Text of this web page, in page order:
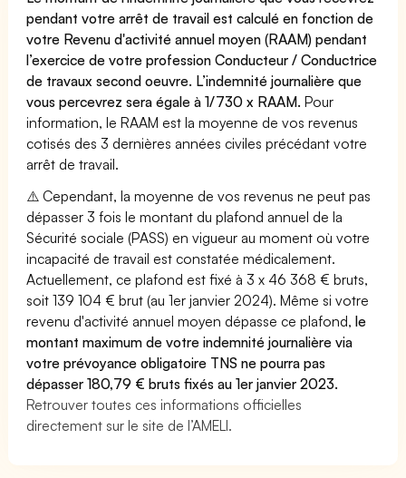
pendant votre arrêt de travail est calculé en fonction de
votre Revenu d'activité annuel moyen (RAAM) pendant
l’exercice de votre profession Conducteur / Conductrice
de travaux second oeuvre. L’indemnité journalière que
vous percevrez sera égale à 1/730 x RAAM. Pour
information, le RAAM est la moyenne de vos revenus
cotisés des 3 dernières années civiles précédant votre
arrêt de travail.
⚠️ Cependant, la moyenne de vos revenus ne peut pas
dépasser 3 fois le montant du plafond annuel de la
Sécurité sociale (PASS) en vigueur au moment où votre
incapacité de travail est constatée médicalement.
Actuellement, ce plafond est fixé à 3 x 46 368 € bruts,
soit 139 104 € brut (au 1er janvier 2024). Même si votre
revenu d'activité annuel moyen dépasse ce plafond,le
montant maximum de votre indemnité journalière via
votre prévoyance obligatoire TNS ne pourra pas
dépasser 180,79 € bruts fixés au 1er janvier 2023.
Retrouver toutes ces informations officielles
directement sur le site de l’AMELI.